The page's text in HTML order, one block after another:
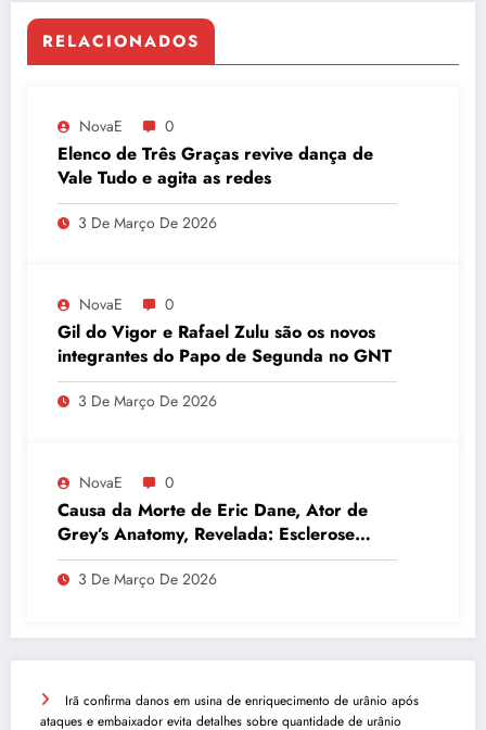
RELACIONADOS
NovaE 0
Elenco de Três Graças revive dança de
Vale Tudo e agita as redes
3 De Março De 2026
NovaE 0
Gil do Vigor e Rafael Zulu são os novos
integrantes do Papo de Segunda no GNT
3 De Março De 2026
NovaE 0
Causa da Morte de Eric Dane, Ator de
Grey’s Anatomy, Revelada: Esclerose
Lateral Amiotrófica
3 De Março De 2026
Irã confirma danos em usina de enriquecimento de urânio após
ataques e embaixador evita detalhes sobre quantidade de urânio